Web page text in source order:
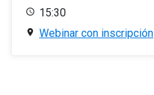
15:30
Webinar con inscripción